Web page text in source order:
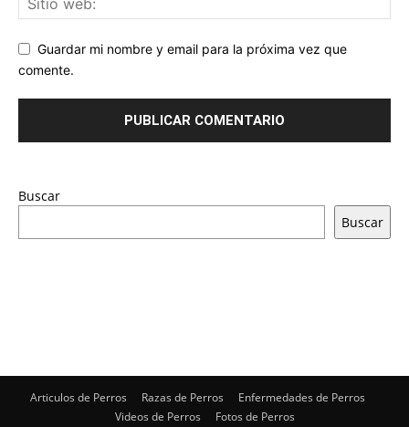
Guardar mi nombre y email para la próxima vez que
comente.
Buscar
Buscar
Articulos de Perros Razas de Perros
Enfermedades de Perros
Videos de Perros
Fotos de Perros